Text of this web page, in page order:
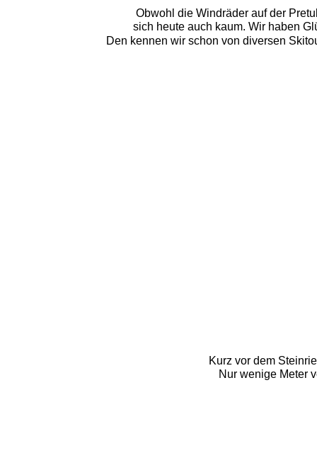
Obwohl die Windräder auf der
sich heute auch kaum. Wir haben
Den kennen wir schon von diversen
Kurz vor dem
Nur wenige Meter